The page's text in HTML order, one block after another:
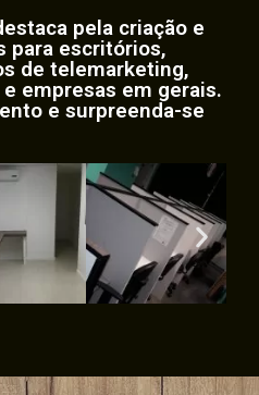
pela criação e
para escritórios,
de telemarketing,
empresas em gerais.
e surpreenda-se